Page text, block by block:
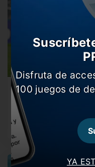
Racing, con dos
Úbeda meterá mano
de a…
YA
Disfruta de
100 juegos de